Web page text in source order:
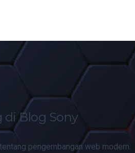
di Blog Sony
pengembangan web modern.